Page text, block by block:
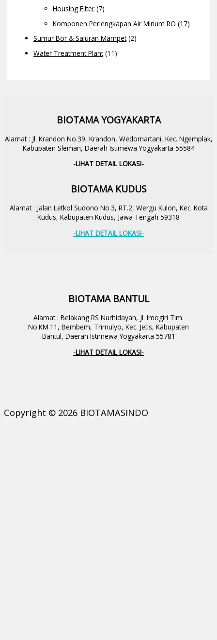
Housing Filter (7)
Komponen Perlengkapan Air Minum RO (17)
Sumur Bor & Saluran Mampet(2)
Water Treatment Plant(11)
BIOTAMA YOGYAKARTA
Alamat : Jl. Krandon No.39, Krandon, Wedomartani, Kec. Ngemplak,
Kabupaten Sleman, Daerah Istimewa Yogyakarta 55584
-LIHAT DETAIL LOKASI-
BIOTAMA KUDUS
Alamat : Jalan Letkol Sudono No.3, RT.2, Wergu Kulon, Kec. Kota
Kudus, Kabupaten Kudus, Jawa Tengah 59318
-LIHAT DETAIL LOKASI-
BIOTAMA BANTUL
Alamat : Belakang RS Nurhidayah, Jl. Imogiri Tim.
No.KM.11, Bembem, Trimulyo, Kec. Jetis, Kabupaten
Bantul, Daerah Istimewa Yogyakarta 55781
-LIHAT DETAIL LOKASI-
Copyright © 2026 BIOTAMASINDO